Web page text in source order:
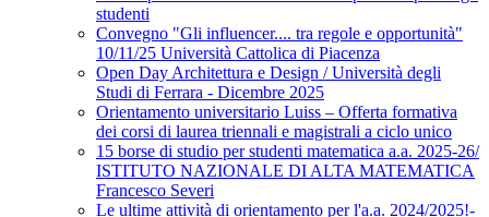
studenti
Convegno "Gli influencer.... tra regole e opportunità"
10/11/25 Università Cattolica di Piacenza
Open Day Architettura e Design / Università degli
Studi di Ferrara - Dicembre 2025
Orientamento universitario Luiss – Offerta formativa
dei corsi di laurea triennali e magistrali a ciclo unico
15 borse di studio per studenti matematica a.a. 2025-26/
ISTITUTO NAZIONALE DI ALTA MATEMATICA
Francesco Severi
Le ultime attività di orientamento per l'a.a. 2024/2025!-